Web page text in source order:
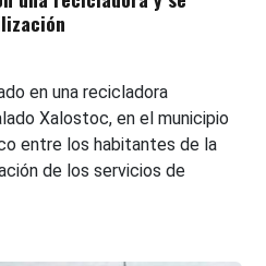
en una recicladora
Xalostoc, en el municipio
entre los habitantes de la
de los servicios de